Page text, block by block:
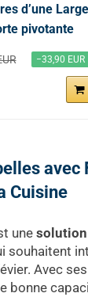
d’une
pivotante
−33,90 EUR
avec
Cuisine
une
souhaitent
Avec ses
bonne